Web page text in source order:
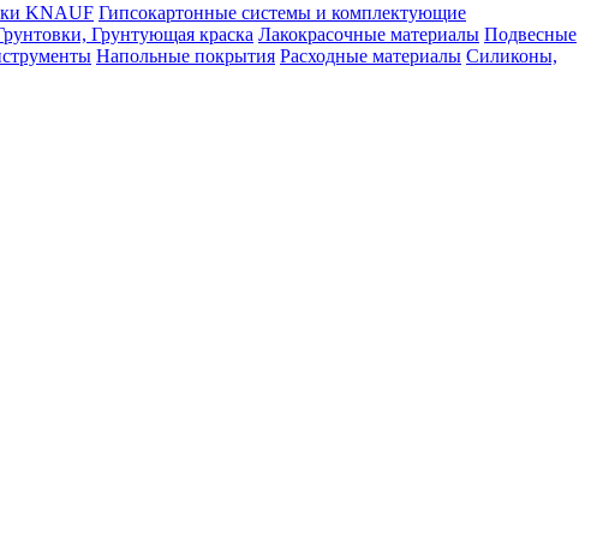
KNAUF Гипсокартонные системы и комплектующие
Грунтующая краска Лакокрасочные материалы Подвесные
Напольные покрытия Расходные материалы Силиконы,